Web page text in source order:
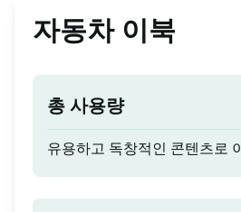
자동차 이북
총 사용량
유용하고 독창적인 콘텐츠로